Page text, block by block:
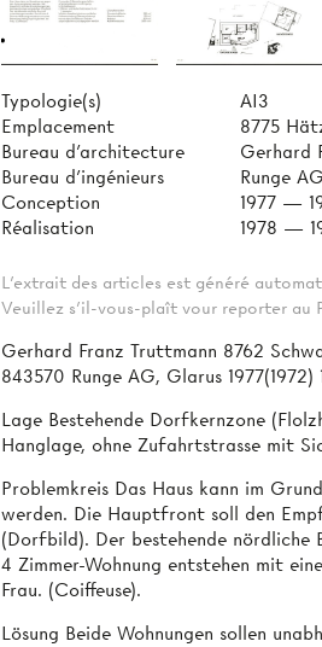
Typologie(s)
AI3
Emplacement
8775
Bureau d'architecture
Gerhard
Bureau d'ingénieurs
Runge AG
Conception
1977 —
Réalisation
1978 —
L'extrait des articles est généré
Veuillez s'il-vous-plaît vour reporter au
Gerhard Franz Truttmann 8762
843570 Runge AG, Glarus 1977(1972)
Lage Bestehende Dorfkernzone
Hanglage, ohne Zufahrtstrasse mit
Problemkreis Das Haus kann im
werden. Die Hauptfront soll den
(Dorfbild). Der bestehende nördliche
4 Zimmer-Wohnung entstehen mit
Frau. (Coiffeuse).
Lösung Beide Wohnungen sollen